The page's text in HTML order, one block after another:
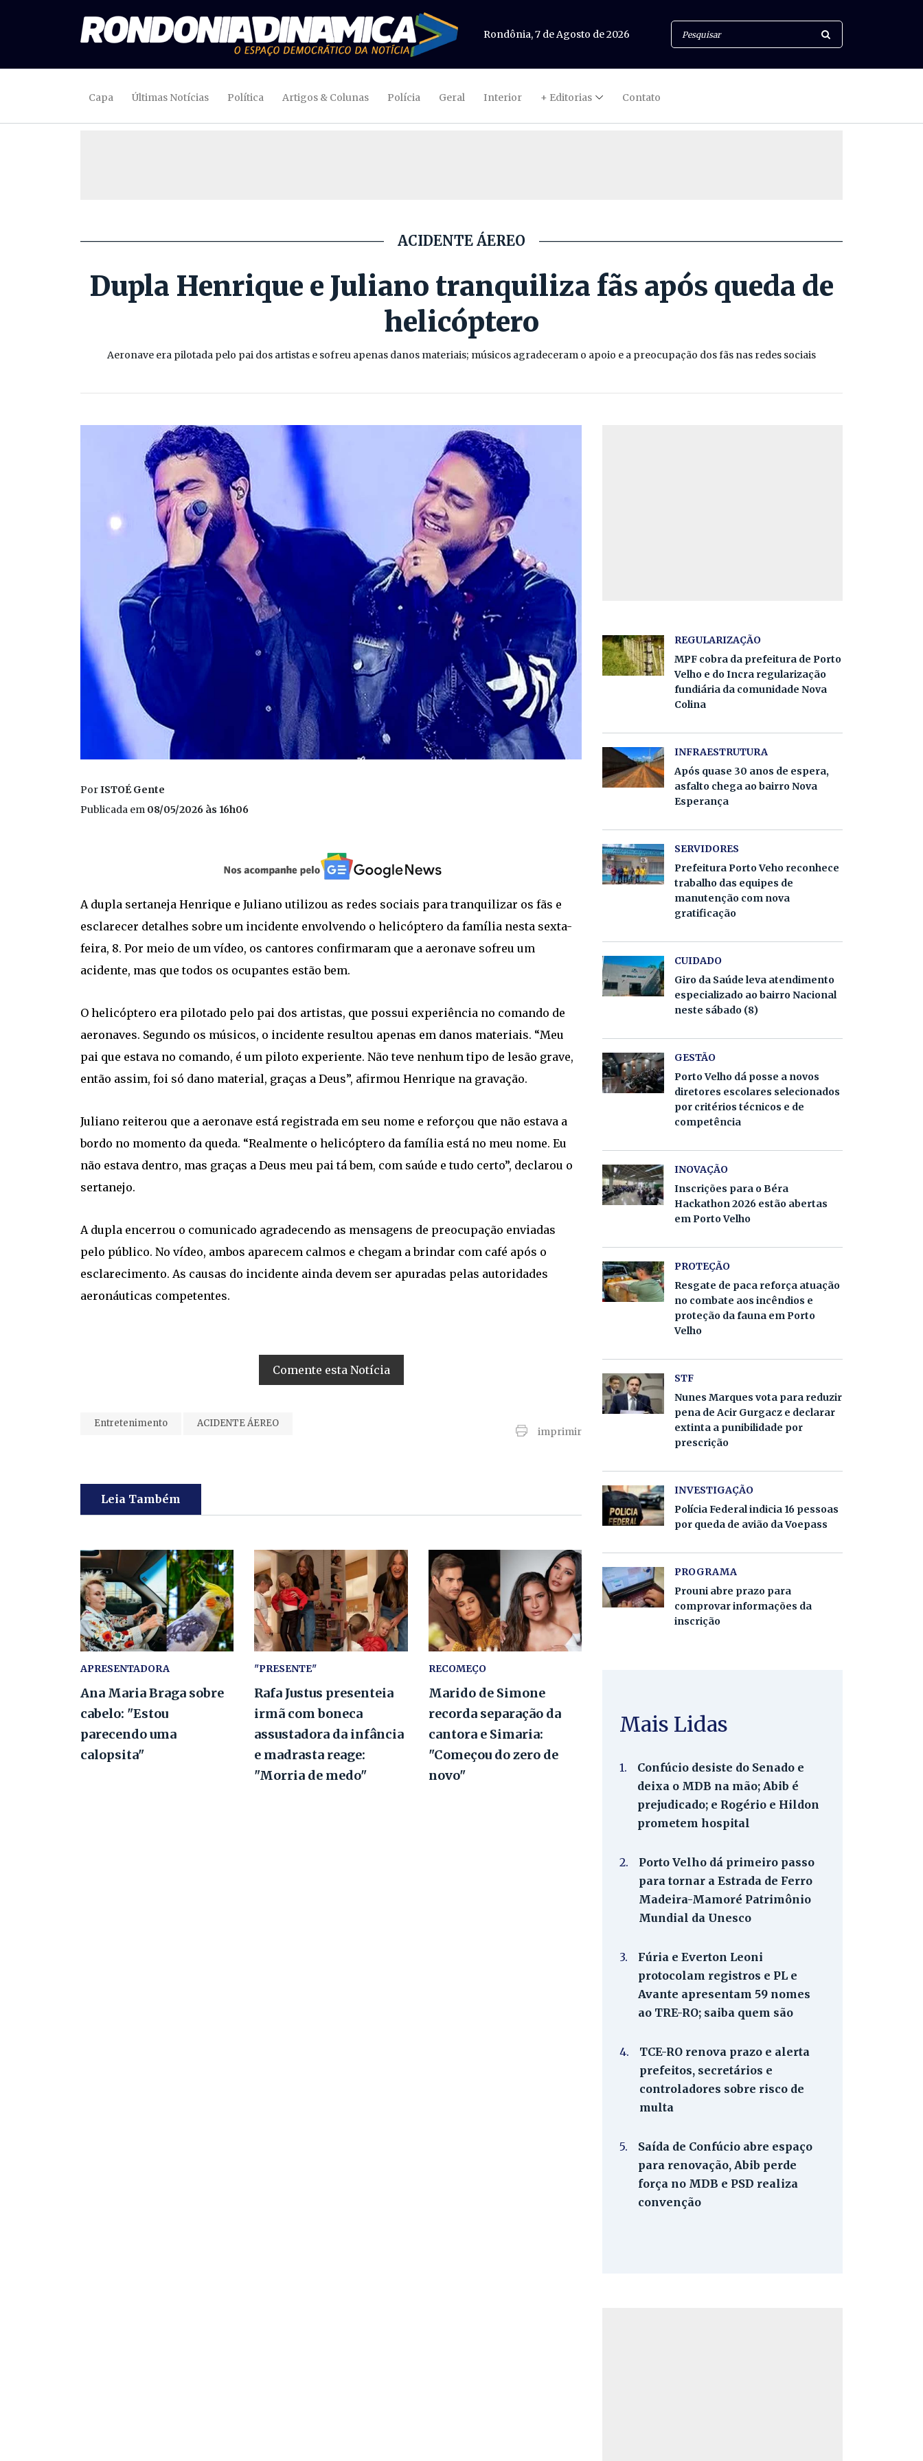
Rondônia, 7 de Agosto de 2026
Capa Últimas Notícias Política Artigos & Colunas Polícia Geral Interior + Editorias Contato
ACIDENTE ÁEREO
Dupla Henrique e Juliano tranquiliza fãs após queda de
helicóptero
Aeronave era pilotada pelo pai dos artistas e sofreu apenas danos materiais; músicos agradeceram o apoio e a preocupação dos fãs nas redes sociais
PorISTOÉ Gente
Publicada em 08/05/2026 às 16h06
A dupla sertaneja Henrique e Juliano utilizou as redes sociais para tranquilizar os fãs e
esclarecer detalhes sobre um incidente envolvendo o helicóptero da família nesta sexta-
feira, 8. Por meio de um vídeo, os cantores confirmaram que a aeronave sofreu um
acidente, mas que todos os ocupantes estão bem.
O helicóptero era pilotado pelo pai dos artistas, que possui experiência no comando de
aeronaves. Segundo os músicos, o incidente resultou apenas em danos materiais. “Meu
pai que estava no comando, é um piloto experiente. Não teve nenhum tipo de lesão grave,
então assim, foi só dano material, graças a Deus”, afirmou Henrique na gravação.
Juliano reiterou que a aeronave está registrada em seu nome e reforçou que não estava a
bordo no momento da queda. “Realmente o helicóptero da família está no meu nome. Eu
não estava dentro, mas graças a Deus meu pai tá bem, com saúde e tudo certo”, declarou o
sertanejo.
A dupla encerrou o comunicado agradecendo as mensagens de preocupação enviadas
pelo público. No vídeo, ambos aparecem calmos e chegam a brindar com café após o
esclarecimento. As causas do incidente ainda devem ser apuradas pelas autoridades
aeronáuticas competentes.
Comente esta Notícia
Entretenimento ACIDENTE ÁEREO
imprimir
Leia Também
APRESENTADORA
Ana Maria Braga sobre
cabelo: "Estou
parecendo uma
calopsita"
"PRESENTE"
Rafa Justus presenteia
irmã com boneca
assustadora da infância
e madrasta reage:
"Morria de medo"
RECOMEÇO
Marido de Simone
recorda separação da
cantora e Simaria:
"Começou do zero de
novo"
REGULARIZAÇÃO
MPF cobra da prefeitura de Porto
Velho e do Incra regularização
fundiária da comunidade Nova
Colina
INFRAESTRUTURA
Após quase 30 anos de espera,
asfalto chega ao bairro Nova
Esperança
SERVIDORES
Prefeitura Porto Veho reconhece
trabalho das equipes de
manutenção com nova
gratificação
CUIDADO
Giro da Saúde leva atendimento
especializado ao bairro Nacional
neste sábado (8)
GESTÃO
Porto Velho dá posse a novos
diretores escolares selecionados
por critérios técnicos e de
competência
INOVAÇÃO
Inscrições para o Béra
Hackathon 2026 estão abertas
em Porto Velho
PROTEÇÃO
Resgate de paca reforça atuação
no combate aos incêndios e
proteção da fauna em Porto
Velho
STF
Nunes Marques vota para reduzir
pena de Acir Gurgacz e declarar
extinta a punibilidade por
prescrição
INVESTIGAÇÃO
Polícia Federal indicia 16 pessoas
por queda de avião da Voepass
PROGRAMA
Prouni abre prazo para
comprovar informações da
inscrição
Mais Lidas
1.
Confúcio desiste do Senado e
deixa o MDB na mão; Abib é
prejudicado; e Rogério e Hildon
prometem hospital
2.
Porto Velho dá primeiro passo
para tornar a Estrada de Ferro
Madeira-Mamoré Patrimônio
Mundial da Unesco
3.
Fúria e Everton Leoni
protocolam registros e PL e
Avante apresentam 59 nomes
ao TRE-RO; saiba quem são
4.
TCE-RO renova prazo e alerta
prefeitos, secretários e
controladores sobre risco de
multa
5.
Saída de Confúcio abre espaço
para renovação, Abib perde
força no MDB e PSD realiza
convenção